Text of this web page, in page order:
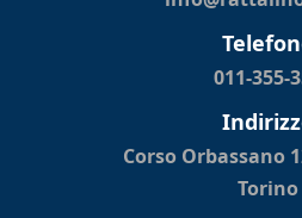
011-355-
Corso Orbassano
Torino